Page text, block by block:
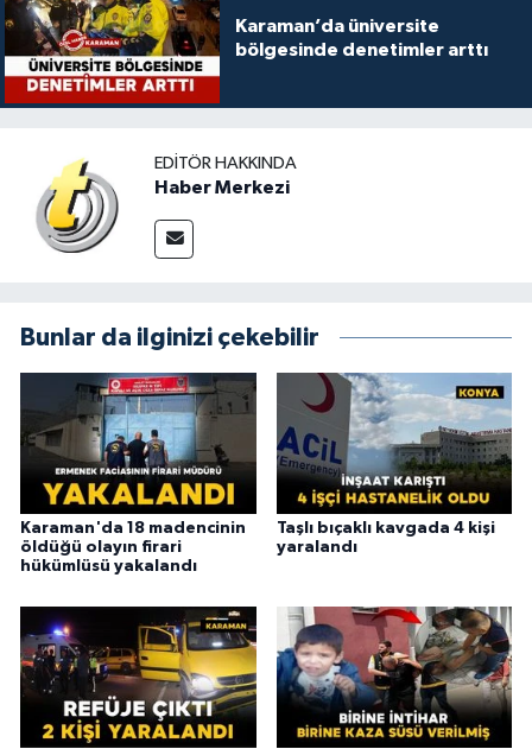
Karaman’da üniversite
bölgesinde denetimler arttı
EDITÖR HAKKINDA
Haber Merkezi
Bunlar da ilginizi çekebilir
Karaman'da 18 madencinin
öldüğü olayın firari
hükümlüsü yakalandı
Taşlı bıçaklı kavgada 4 kişi
yaralandı